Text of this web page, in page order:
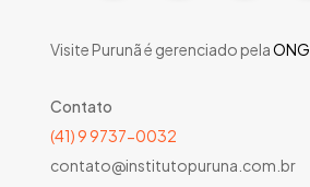
Visite Purunã é gerenciado pelaONG
Contato
(41) 9 9737-0032
contato@institutopuruna.com.br